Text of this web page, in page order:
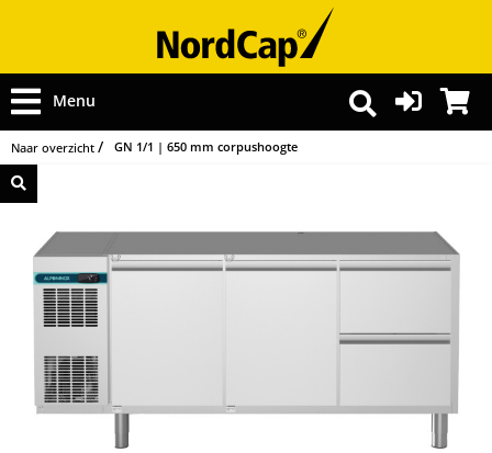
Menu
Naar overzicht GN 1/1 | 650 mm corpushoogte